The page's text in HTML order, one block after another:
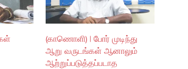
(காணொளி) | போர் முடிந்து
ஆறு வருடங்கள் ஆனாலும்
ஆற்றுப்படுத்தப்படாத